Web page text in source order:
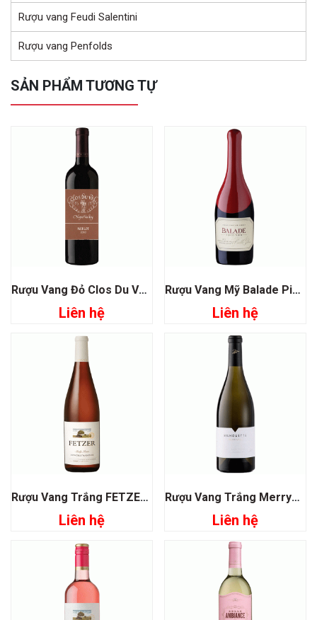
Rượu vang Feudi Salentini
Rượu vang Penfolds
SẢN PHẨM TƯƠNG TỰ
Rượu Vang Đỏ Clos Du Val Merlot Napa Valley
Liên hệ
Rượu Vang Mỹ Balade Pinot Noir Belle Glos
Liên hệ
Rượu Vang Trắng FETZER Shaly Loam Gewurztraminer
Liên hệ
Rượu Vang Trắng Merryvale Silhouette Chardonnay
Liên hệ